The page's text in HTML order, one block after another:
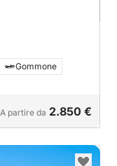
Gommone
A partire da 2.850 €